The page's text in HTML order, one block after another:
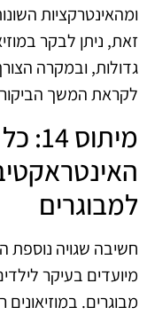
ומהאינטרקציות
זאת, ניתן לבקר
גדולות, ובמקרה
לקראת המשך
למבוגרים
חשיבה שגויה נוספת
מיועדים בעיקר
מבוגרים. במוזיאונים